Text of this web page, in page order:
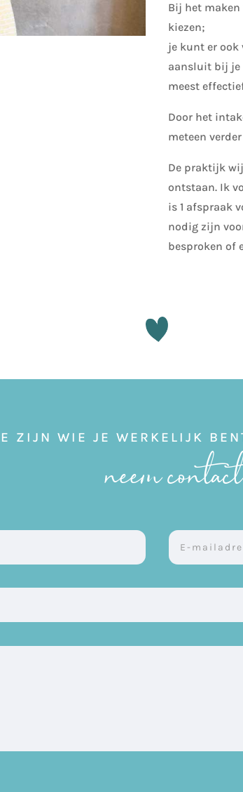
Bij het
kiezen;
je kunt er ook
aansluit bij je
meest
Door het
meteen
De praktijk
ontstaan. Ik
is 1 afspraak
nodig zijn
besproken of
ZIJN WIE JE WERKELIJK
neem